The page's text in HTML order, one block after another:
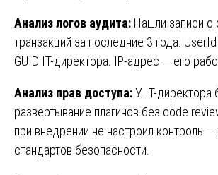
Анализ логов аудита: Нашли записи о
транзакций за последние 3 года.
GUID IT-директора. IP-адрес — его
Анализ прав доступа:У IT-директора
развертывание плагинов без code
при внедрении не настроил контроль
стандартов безопасности.